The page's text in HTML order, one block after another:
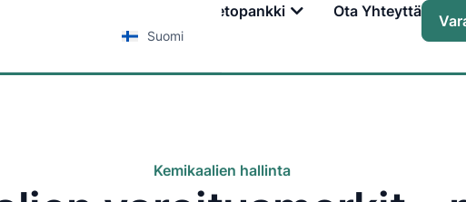
Suomi
Tietopankki Ota Yhteyttä
Kemikaalien hallinta